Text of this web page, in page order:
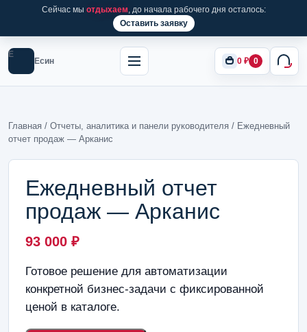
Сейчас мы отдыхаем, до начала рабочего дня осталось:
Оставить заявку
Е
Есин 0 ₽ 0
Главная / Отчеты, аналитика и панели руководителя / Ежедневный
отчет продаж — Арканис
Ежедневный отчет
продаж — Арканис
93 000 ₽
Готовое решение для автоматизации
конкретной бизнес-задачи с фиксированной
ценой в каталоге.